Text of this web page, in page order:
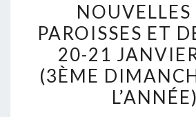
DES
ET
DE
L’UPR
:
NOUVELLES
PAROISSES ET
20-21
(3ÈME
L’ANNÉE)